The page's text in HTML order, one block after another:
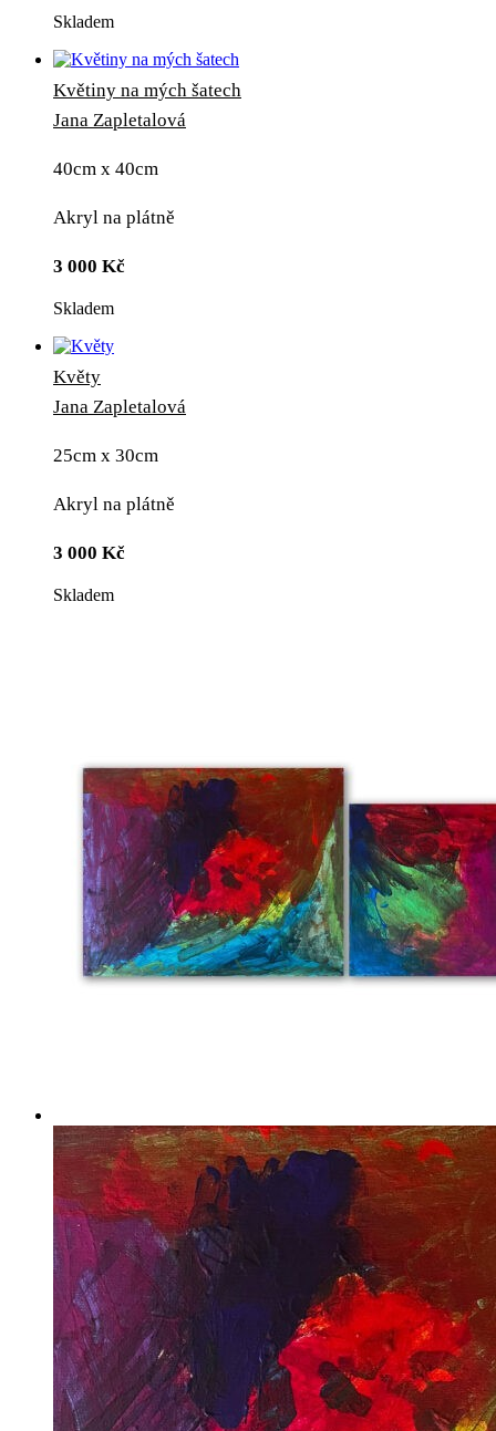
Skladem
Květiny na mých šatech
Jana Zapletalová
40cm x 40cm
Akryl na plátně
3 000 Kč
Skladem
Květy
Jana Zapletalová
25cm x 30cm
Akryl na plátně
3 000 Kč
Skladem